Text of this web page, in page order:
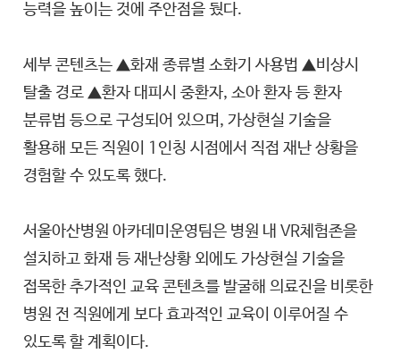
능력을 높이는 것에 주안점을 뒀다.
세부 콘텐츠는 ▲화재 종류별 소화기 사용법 ▲비상시
탈출 경로 ▲환자 대피시 중환자, 소아 환자 등 환자
분류법 등으로 구성되어 있으며, 가상현실 기술을
활용해 모든 직원이 1인칭 시점에서 직접 재난 상황을
경험할 수 있도록 했다.
서울아산병원 아카데미운영팀은 병원 내 VR체험존을
설치하고 화재 등 재난상황 외에도 가상현실 기술을
접목한 추가적인 교육 콘텐츠를 발굴해 의료진을 비롯한
병원 전 직원에게 보다 효과적인 교육이 이루어질 수
있도록 할 계획이다.